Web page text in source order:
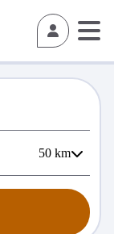
50 km